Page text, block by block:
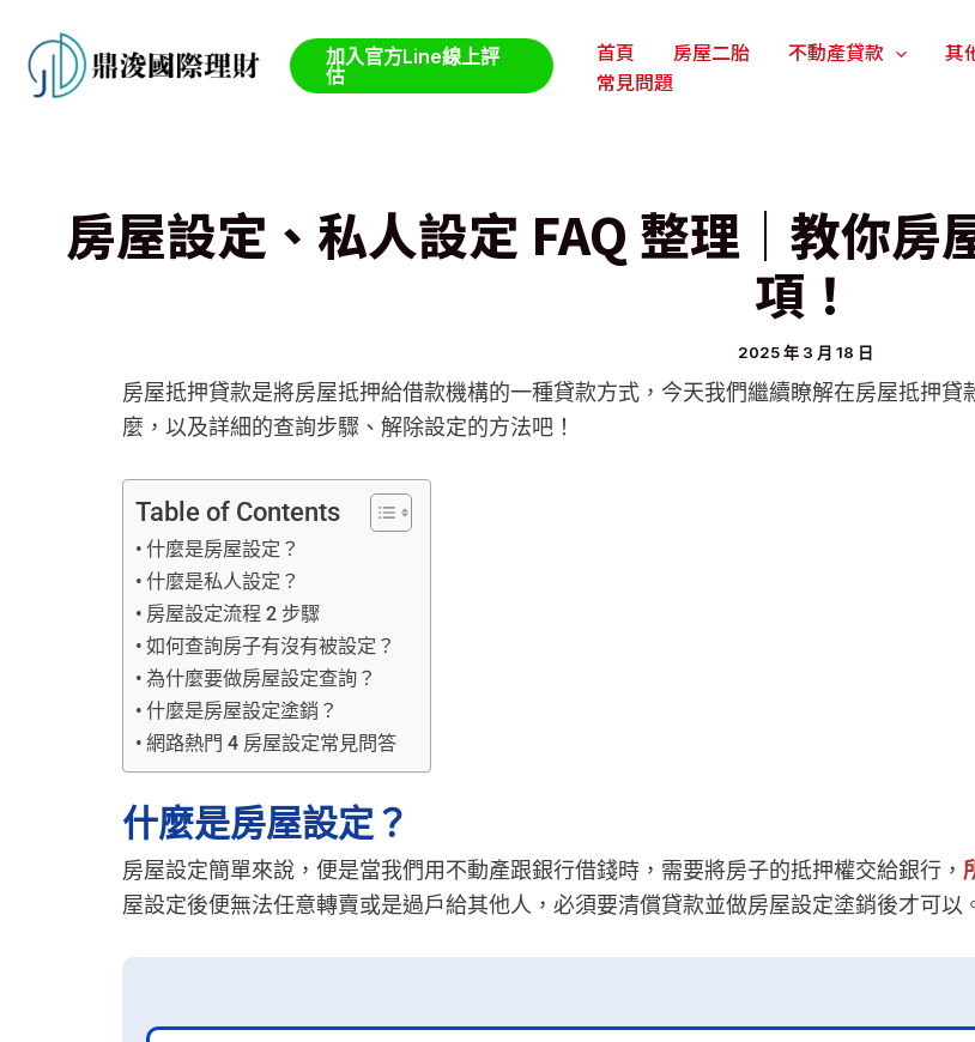
加入官方Line線上評
估
首頁 房屋二胎 不動產貸款 其
常見問題
房屋設定、私人設定 FAQ 整理｜教你房
項！
2025 年 3 月 18 日
房屋抵押貸款是將房屋抵押給借款機構的一種貸款方式，今天我們繼續瞭解在房屋抵押
麼，以及詳細的查詢步驟、解除設定的方法吧！
Table of Contents
什麼是房屋設定？
什麼是私人設定？
房屋設定流程 2 步驟
如何查詢房子有沒有被設定？
為什麼要做房屋設定查詢？
什麼是房屋設定塗銷？
網路熱門 4 房屋設定常見問答
什麼是房屋設定？
房屋設定簡單來說，便是當我們用不動產跟銀行借錢時，需要將房子的抵押權交給銀行，
屋設定後便無法任意轉賣或是過戶給其他人，必須要清償貸款並做房屋設定塗銷後才可以